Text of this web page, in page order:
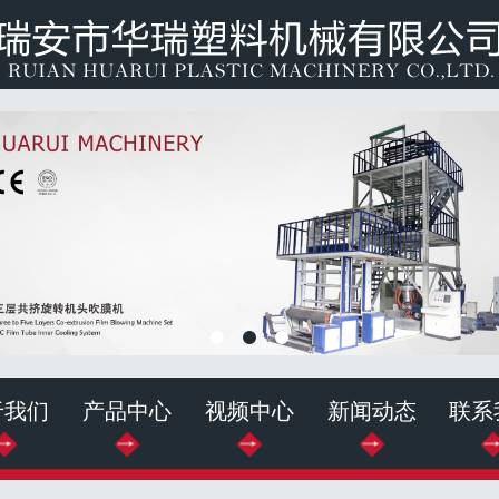
们 产品中心 视频中心 新闻动态 联系